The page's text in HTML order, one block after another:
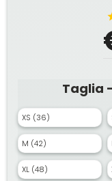
Taglia -
XS (36)
M (42)
XL (48)